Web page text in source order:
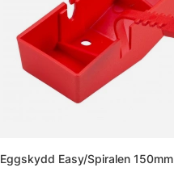
Eggskydd Easy/Spiralen 150mm